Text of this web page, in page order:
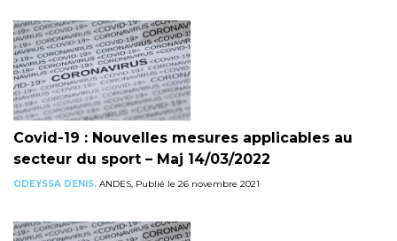
Covid-19 : Nouvelles mesures applicables au
secteur du sport – Maj 14/03/2022
ODEYSSA DENIS, ANDES, Publié le 26 novembre 2021